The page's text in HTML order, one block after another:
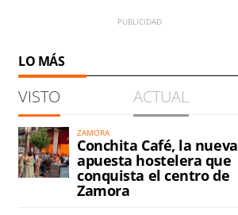
LO MÁS
VISTO ACTUAL
ZAMORA
Conchita Café, la nueva
apuesta hostelera que
conquista el centro de
Zamora